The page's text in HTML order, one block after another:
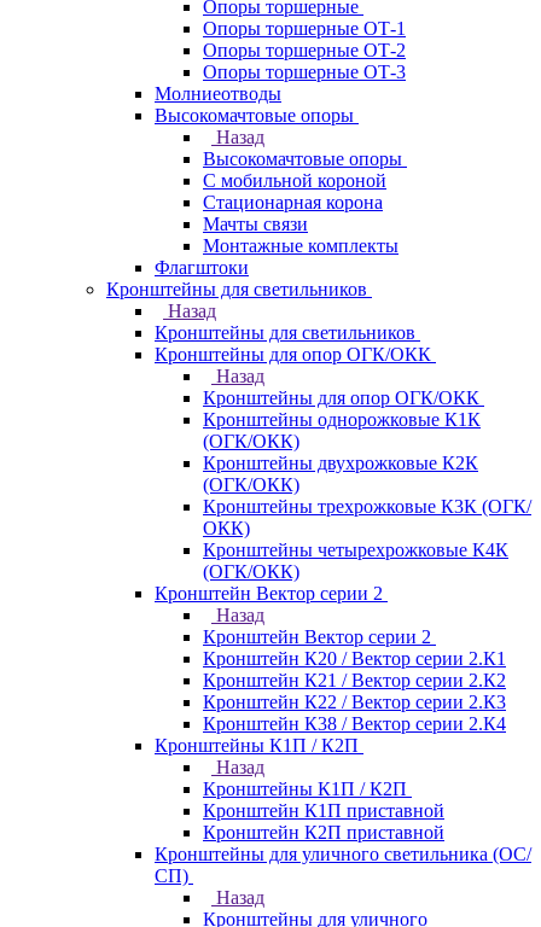
Опоры торшерные
Опоры торшерные ОТ-1
Опоры торшерные ОТ-2
Опоры торшерные ОТ-3
Молниеотводы
Высокомачтовые опоры
Назад
Высокомачтовые опоры
С мобильной короной
Стационарная корона
Мачты связи
Монтажные комплекты
Флагштоки
Кронштейны для светильников
Назад
Кронштейны для светильников
Кронштейны для опор ОГК/ОКК
Назад
Кронштейны для опор ОГК/ОКК
Кронштейны однорожковые К1К
(ОГК/ОКК)
Кронштейны двухрожковые К2К
(ОГК/ОКК)
Кронштейны трехрожковые К3К (ОГК/
ОКК)
Кронштейны четырехрожковые К4К
(ОГК/ОКК)
Кронштейн Вектор серии 2
Назад
Кронштейн Вектор серии 2
Кронштейн К20 / Вектор серии 2.К1
Кронштейн К21 / Вектор серии 2.К2
Кронштейн К22 / Вектор серии 2.К3
Кронштейн К38 / Вектор серии 2.К4
Кронштейны К1П / К2П
Назад
Кронштейны К1П / К2П
Кронштейн К1П приставной
Кронштейн К2П приставной
Кронштейны для уличного светильника (ОС/
СП)
Назад
Кронштейны для уличного